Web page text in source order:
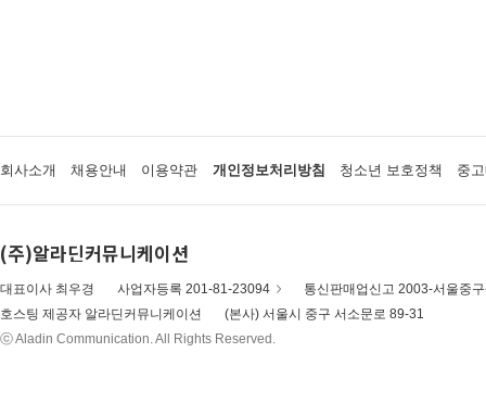
회사소개 채용안내 이용약관 개인정보처리방침 청소년 보호정책 중
(주)알라딘커뮤니케이션
대표이사 최우경 사업자등록 201-81-23094
통신판매업신고 2003-서울중
호스팅 제공자 알라딘커뮤니케이션
(본사) 서울시 중구 서소문로 89-31
ⓒ Aladin Communication. All Rights Reserved.